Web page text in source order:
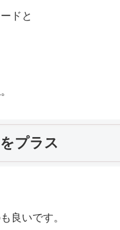
ドと
プラス
良いです。